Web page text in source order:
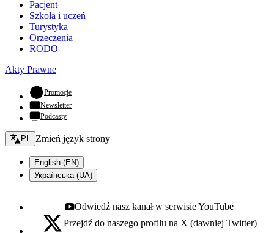
Pacjent
Szkoła i uczeń
Turystyka
Orzeczenia
RODO
Akty Prawne
Promocje- otwiera się w nowej karcie
Newsletter
Podcasty
Zmień język - bieżący:
PL Zmień język strony
English (EN)
Українська (UA)
Youtube - otwiera się w nowej karcie
Odwiedź nasz kanał w serwisie YouTube
X - otwiera się w nowej karcie
Przejdź do naszego profilu na X (dawniej Twitter)